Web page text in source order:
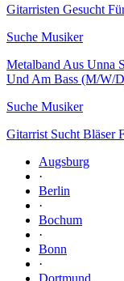
Gitarristen Gesucht
Suche Musiker
Metalband Aus Unna
Und Am Bass (M/W/
Suche Musiker
Gitarrist Sucht Bläser
Augsburg
·
Berlin
·
Bochum
·
Bonn
·